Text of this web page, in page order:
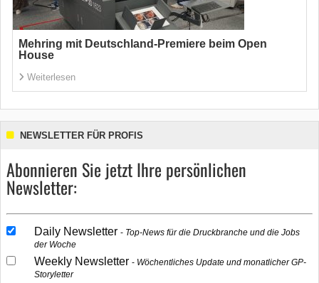
Mehring mit Deutschland-Premiere beim Open
House
Weiterlesen
NEWSLETTER FÜR PROFIS
Abonnieren Sie jetzt Ihre persönlichen
Newsletter:
Daily Newsletter
Top-News für die Druckbranche und die Jobs
der Woche
Weekly Newsletter
Wöchentliches Update und monatlicher GP-
Storyletter